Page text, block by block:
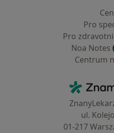
Pro
Pro
Noa Notes
Centrum
ul.
01-217